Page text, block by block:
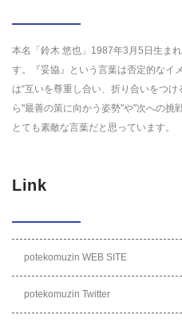
本名「鈴木 悠也」1987年3月5日生ま
す。『妥協』という言葉は否定的なイ
は“互いを尊重し合い、折り合いをつ
ら"最善の策に向かう姿勢"や"次への挑
とても素敵な言葉だと思っています。
Link
potekomuzin WEB SITE
potekomuzin Twitter